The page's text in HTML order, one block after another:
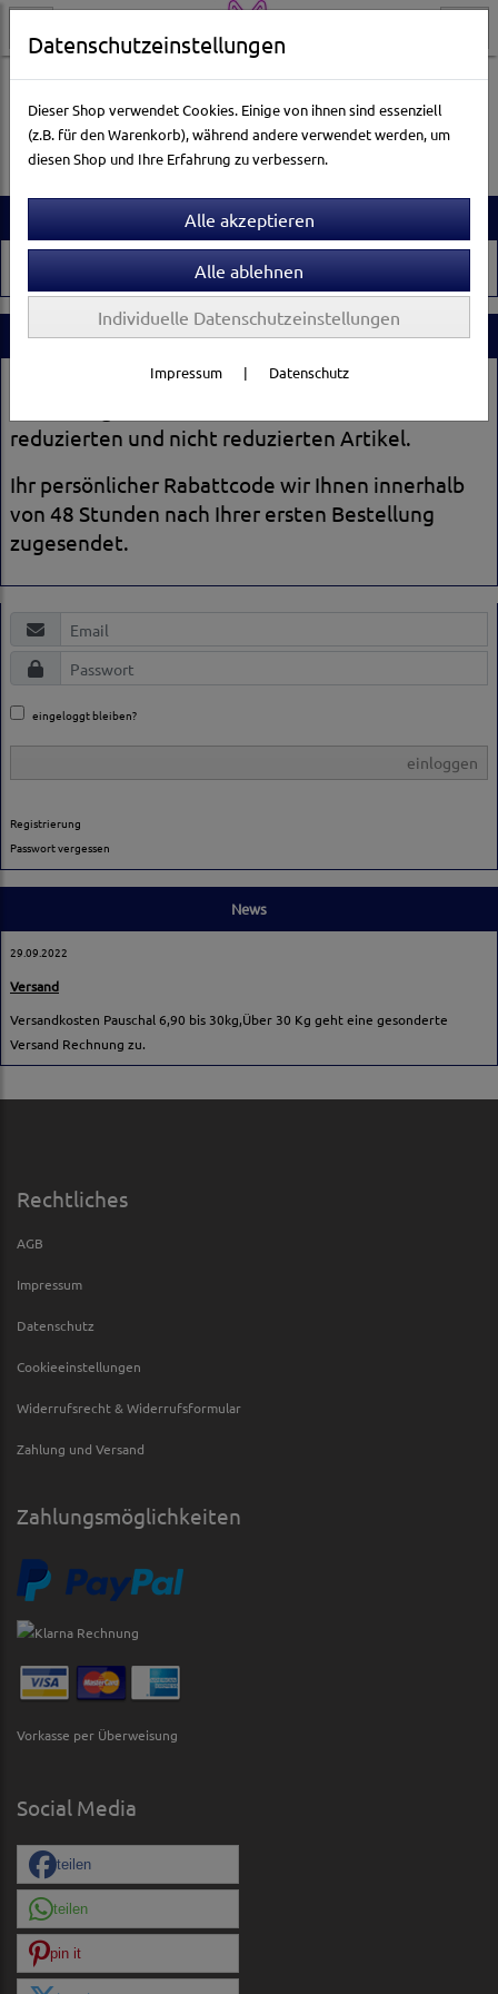
Artikelsuche
Aquarienwelt Seewasserpflege
Stammkundenrabatt
Registrieren Sie sich und erhalten Sie ab der 2.
reduzierten und nicht reduzierten Artikel.
Ihr persönlicher Rabattcode wir Ihnen innerhalb
von 48 Stunden nach Ihrer ersten Bestellung
zugesendet.
eingeloggt bleiben?
einloggen
Registrierung
Passwort vergessen
News
29.09.2022
Versand
Versandkosten Pauschal 6,90 bis 30kg,Über 30 Kg geht eine gesonderte
Versand Rechnung zu.
Rechtliches
AGB
Impressum
Datenschutz
Cookieeinstellungen
Widerrufsrecht & Widerrufsformular
Zahlung und Versand
Zahlungsmöglichkeiten
Vorkasse per Überweisung
Social Media
teilen
teilen
pin it
Datenschutzeinstellungen
Dieser Shop verwendet Cookies. Einige von ihnen sind essenziell
(z.B. für den Warenkorb), während andere verwendet werden, um
diesen Shop und Ihre Erfahrung zu verbessern.
Individuelle Datenschutzeinstellungen
Impressum | Datenschutz